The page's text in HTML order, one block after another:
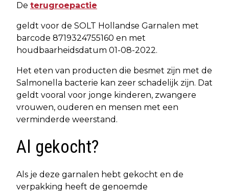
De terugroepactie
geldt voor de SOLT Hollandse Garnalen met
barcode 8719324755160 en met
houdbaarheidsdatum 01-08-2022.
Het eten van producten die besmet zijn met de
Salmonella bacterie kan zeer schadelijk zijn. Dat
geldt vooral voor jonge kinderen, zwangere
vrouwen, ouderen en mensen met een
verminderde weerstand.
Al gekocht?
Als je deze garnalen hebt gekocht en de
verpakking heeft de genoemde